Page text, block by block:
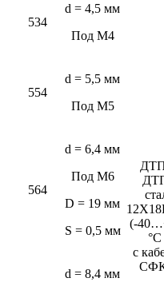
534
d = 4,5 мм
Под М4
(-
°C
c
554
d = 5,5 мм
Под М5
564
d = 6,4 мм
Под М6
D = 19 мм
S = 0,5 мм
d = 8,4 мм